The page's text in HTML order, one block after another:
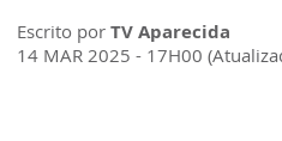
Escrito por TV Aparecida
14 MAR 2025 - 17H00